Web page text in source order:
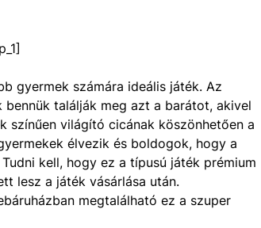
gyermek számára ideális játék. Az
találják meg azt a barátot, akivel
színűen világító cicának köszönhetően a
élvezik és boldogok, hogy a
kell, hogy ez a típusú játék prémium
lesz a játék vásárlása után.
megtalálható ez a szuper